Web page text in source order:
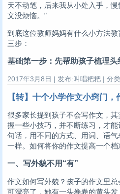
天不动笔，后来我从小处入手，
文没烦恼。”
到底这位教师妈妈有什么小方法
三步：
基础第一步：先帮助孩子梳理
2017年3月8日 | 发布:叫唱粑粑 | 分
【转】十个小学作文小窍门
很多家长提到孩子不会写作文，
握一些小技巧，并不断练习，才
句话，用不同的方式、用词、语
一样。如何将你的作文提高一个档
一、写外貌不用“有”
作文如何写外貌？孩子的作文里
可漂亮了，她有一头卷卷的黄头